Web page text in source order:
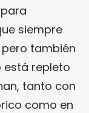
para
siempre
también
está repleto
tanto con
como en